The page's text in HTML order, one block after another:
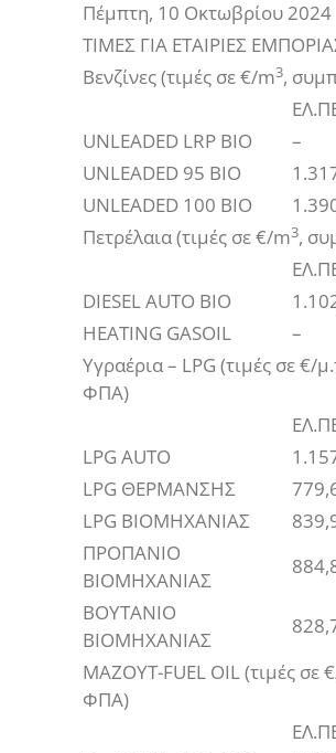
Πέμπτη, 10 Οκτωβρίου 2024
ΤΙΜΕΣ ΓΙΑ ΕΤΑΙΡΙΕΣ
Βενζίνες (τιμές σε €/m3,
UNLEADED LRP BIO
–
UNLEADED 95 BIO
UNLEADED 100 BIO
Πετρέλαια (τιμές σε €/m3,
DIΕSEL AUTO BIO
HEATING GASOIL
–
Υγραέρια – LPG (τιμές σε
ΦΠΑ)
LPG AUTO
LPG ΘΕΡΜΑΝΣΗΣ
LPG ΒΙΟΜΗΧΑΝΙΑΣ
ΠΡΟΠΑΝΙΟ
ΒΙΟΜΗΧΑΝΙΑΣ
ΒΟΥΤΑΝΙΟ
ΒΙΟΜΗΧΑΝΙΑΣ
ΜΑΖΟΥΤ-FUEL OIL (τιμές σε
ΦΠΑ)